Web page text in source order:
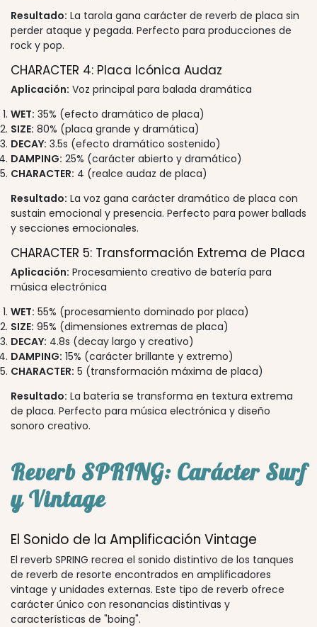
Resultado: La tarola gana carácter de reverb de placa sin
perder ataque y pegada. Perfecto para producciones de
rock y pop.
CHARACTER 4: Placa Icónica Audaz
Aplicación: Voz principal para balada dramática
WET: 35% (efecto dramático de placa)
SIZE: 80% (placa grande y dramática)
DECAY: 3.5s (efecto dramático sostenido)
DAMPING: 25% (carácter abierto y dramático)
CHARACTER: 4 (realce audaz de placa)
Resultado: La voz gana carácter dramático de placa con
sustain emocional y presencia. Perfecto para power ballads
y secciones emocionales.
CHARACTER 5: Transformación Extrema de Placa
Aplicación: Procesamiento creativo de batería para
música electrónica
WET: 55% (procesamiento dominado por placa)
SIZE: 95% (dimensiones extremas de placa)
DECAY: 4.8s (decay largo y creativo)
DAMPING: 15% (carácter brillante y extremo)
CHARACTER: 5 (transformación máxima de placa)
Resultado: La batería se transforma en textura extrema
de placa. Perfecto para música electrónica y diseño
sonoro creativo.
Reverb SPRING: Carácter Surf
y Vintage
El Sonido de la Amplificación Vintage
El reverb SPRING recrea el sonido distintivo de los tanques
de reverb de resorte encontrados en amplificadores
vintage y unidades externas. Este tipo de reverb ofrece
carácter único con resonancias distintivas y
características de "boing".